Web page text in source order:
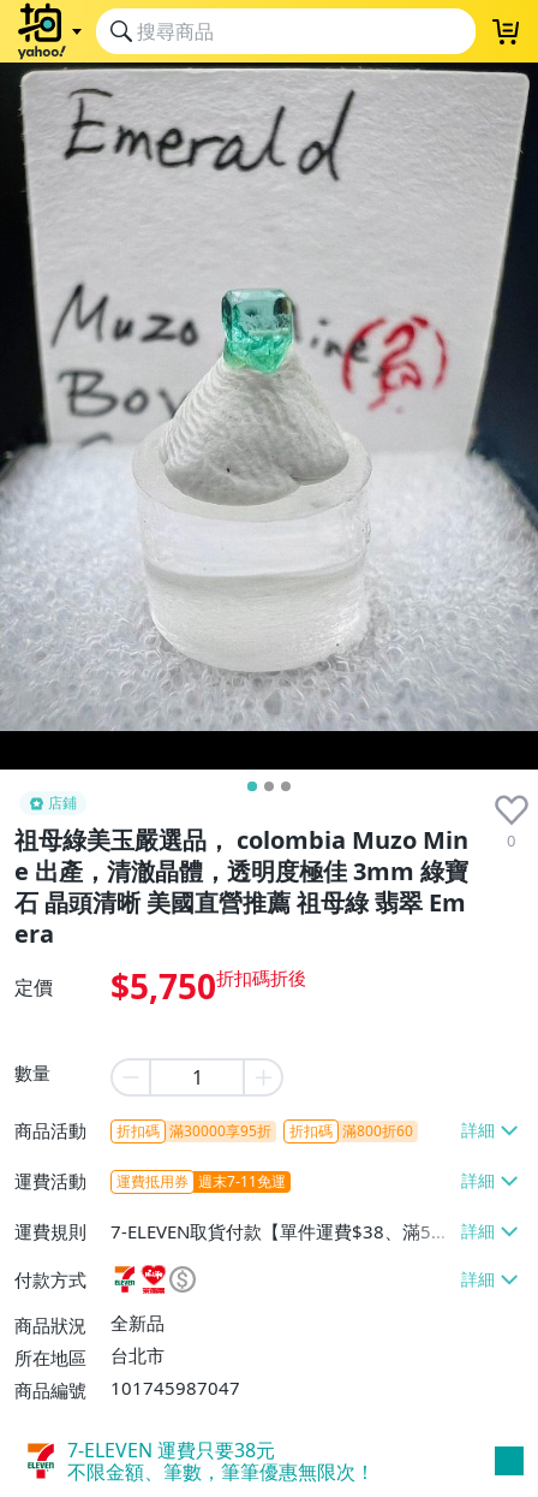
店鋪
祖母綠美玉嚴選品， colombia Muzo Min
e 出產，清澈晶體，透明度極佳 3mm 綠寶
石 晶頭清晰 美國直營推薦 祖母綠 翡翠 Em
era
0
定價 $5,750
數量
商品活動 折扣碼 滿30000享95折 折扣碼 滿800折60
運費活動 運費抵用券 週末7-11免運
運費規則
7-ELEVEN取貨付款【單件運費$38、滿5件
或消費滿$1298免運費】、7-ELEVEN取貨
不付款【免運費】、萊爾富取貨付款【單件
運費$60、滿5件或消費滿$1298免運
費】、宅配/貨運【單件運費$120、滿5件
付款方式
商品狀況
全新品
所在地區
台北市
商品編號
101745987047
7-ELEVEN 運費只要38元
不限金額、筆數，筆筆優惠無限次！